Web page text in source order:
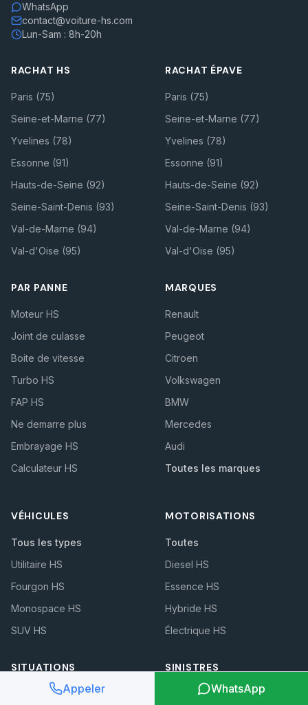
WhatsApp
contact@voiture-hs.com
Lun-Sam : 8h-20h
RACHAT HS
Paris (75)
Seine-et-Marne (77)
Yvelines (78)
Essonne (91)
Hauts-de-Seine (92)
Seine-Saint-Denis (93)
Val-de-Marne (94)
Val-d'Oise (95)
RACHAT ÉPAVE
Paris (75)
Seine-et-Marne (77)
Yvelines (78)
Essonne (91)
Hauts-de-Seine (92)
Seine-Saint-Denis (93)
Val-de-Marne (94)
Val-d'Oise (95)
PAR PANNE
Moteur HS
Joint de culasse
Boite de vitesse
Turbo HS
FAP HS
Ne demarre plus
Embrayage HS
Calculateur HS
MARQUES
Renault
Peugeot
Citroen
Volkswagen
BMW
Mercedes
Audi
Toutes les marques
VÉHICULES
Tous les types
Utilitaire HS
Fourgon HS
Monospace HS
SUV HS
MOTORISATIONS
Toutes
Diesel HS
Essence HS
Hybride HS
Électrique HS
SITUATIONS
Toutes les situations
SINISTRES
Tous les sinistres
Appeler WhatsApp